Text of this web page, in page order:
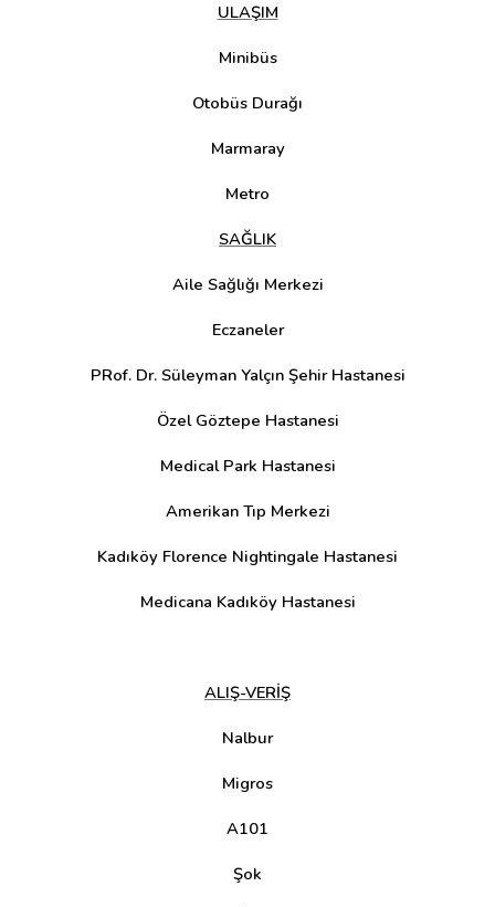
ULAŞIM
Minibüs
Otobüs Durağı
Marmaray
Metro
SAĞLIK
Aile Sağlığı Merkezi
Eczaneler
PRof. Dr. Süleyman Yalçın Şehir Hastanesi
Özel Göztepe Hastanesi
Medical Park Hastanesi
Amerikan Tıp Merkezi
Kadıköy Florence Nightingale Hastanesi
Medicana Kadıköy Hastanesi
ALIŞ-VERİŞ
Nalbur
Migros
A101
Şok